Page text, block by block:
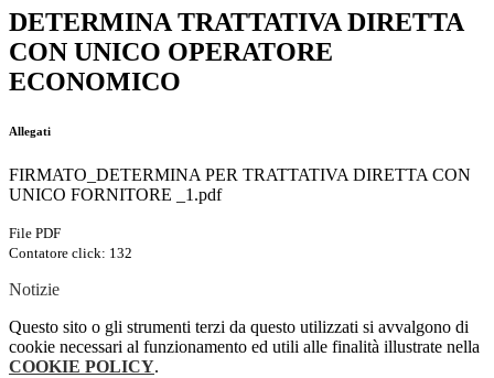
DETERMINA TRATTATIVA DIRETTA
CON UNICO OPERATORE
ECONOMICO
Allegati
FIRMATO_DETERMINA PER TRATTATIVA DIRETTA CON
UNICO FORNITORE _1.pdf
File PDF
Contatore click: 132
Notizie
Questo sito o gli strumenti terzi da questo utilizzati si avvalgono di
cookie necessari al funzionamento ed utili alle finalità illustrate nella
COOKIE POLICY.